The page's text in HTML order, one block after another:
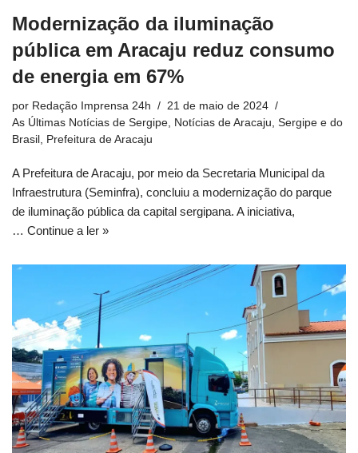
Modernização da iluminação
pública em Aracaju reduz consumo
de energia em 67%
por Redação Imprensa 24h
21 de maio de 2024
As Últimas Notícias de Sergipe
Notícias de Aracaju, Sergipe e do
Brasil
Prefeitura de Aracaju
A Prefeitura de Aracaju, por meio da Secretaria Municipal da
Infraestrutura (Seminfra), concluiu a modernização do parque
de iluminação pública da capital sergipana. A iniciativa,
… Continue a ler »